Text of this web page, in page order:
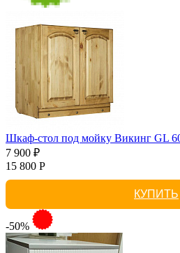
Шкаф-стол под мойку Викинг GL
7 900 ₽
15 800 Р
КУПИТЬ
-50%